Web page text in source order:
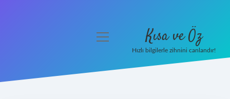
menüyü
Kısa ve Öz
Hızlı bilgilerle zihnini canlandır!